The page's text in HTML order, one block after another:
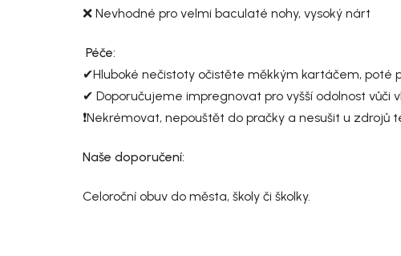
❌ Nevhodné pro velmi baculaté nohy, vysoký nárt
Péče:
✔Hluboké nečistoty očistěte měkkým kartáčem, poté
✔ Doporučujeme impregnovat pro vyšší odolnost vůči
❗Nekrémovat, nepouštět do pračky a nesušit u zdrojů
Naše doporučení:
Celoroční obuv do města, školy či školky.